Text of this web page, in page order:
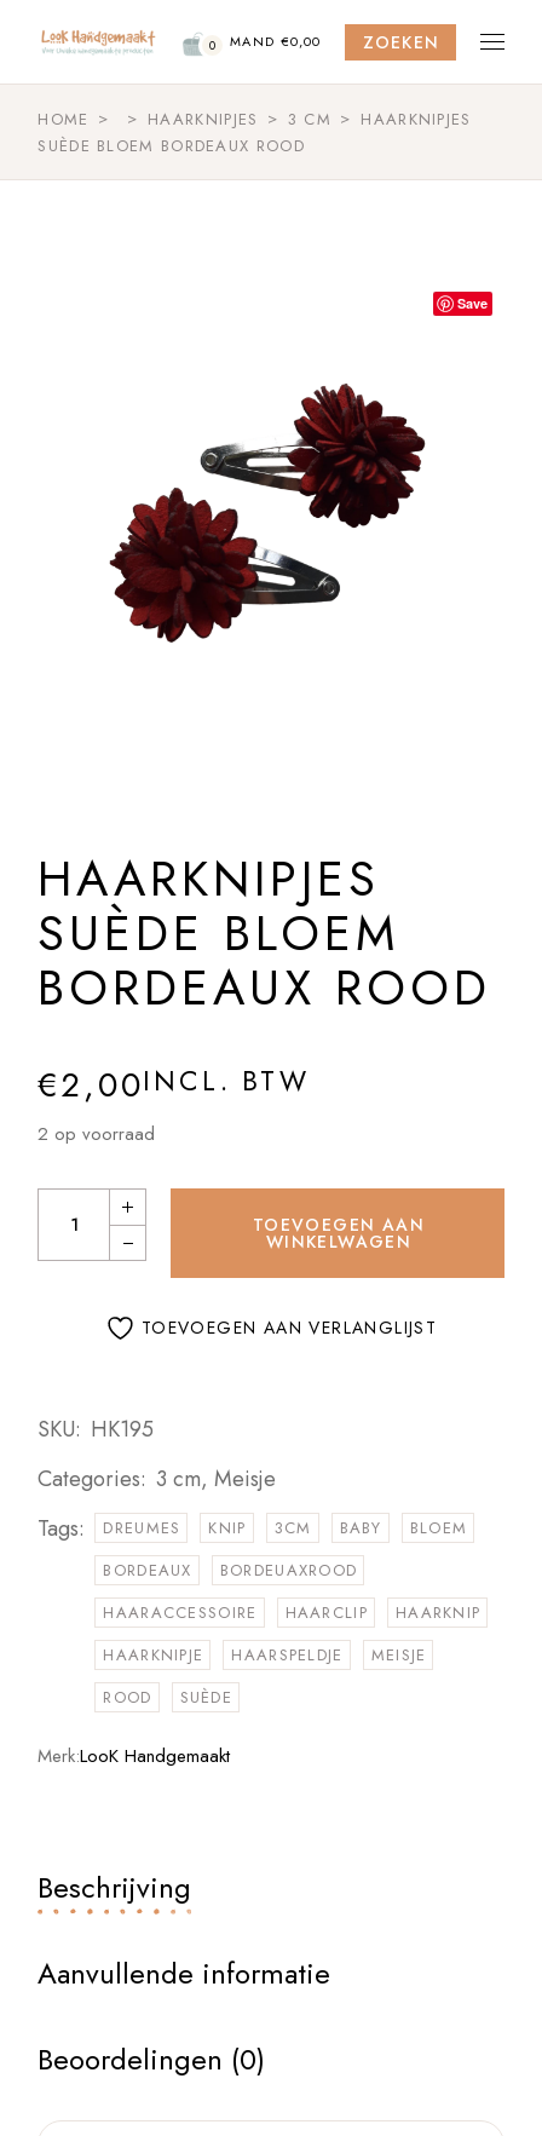
content
0 MAND €0,00 ZOEKEN
HOME HAARKNIPJES 3 CM
HAARKNIPJES
SUÈDE BLOEM BORDEAUX ROOD
Save
HAARKNIPJES
SUÈDE BLOEM
BORDEAUX ROOD
€2,00INCL. BTW
2 op voorraad
Haarknipjes Suède bloem Bordeaux rood quantity
TOEVOEGEN AAN
WINKELWAGEN
TOEVOEGEN AAN VERLANGLIJST
SKU: HK195
Categories: 3 cm,Meisje
Tags:
DREUMES KNIP 3CM BABY
BLOEM
BORDEAUX
BORDEUAXROOD
HAARACCESSOIRE
HAARCLIP
HAARKNIP
HAARKNIPJE
HAARSPELDJE
MEISJE
ROOD
SUÈDE
Merk:LooK Handgemaakt
Beschrijving
Aanvullende informatie
Beoordelingen (0)